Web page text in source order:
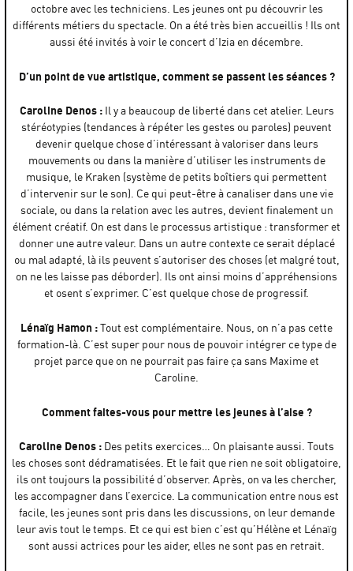
octobre avec les techniciens. Les jeunes ont pu découvrir les
différents métiers du spectacle. On a été très bien accueillis ! Ils ont
aussi été invités à voir le concert d’Izia en décembre.
D’un point de vue artistique, comment se passent les séances ?
Caroline Denos :Il y a beaucoup de liberté dans cet atelier. Leurs
stéréotypies (tendances à répéter les gestes ou paroles) peuvent
devenir quelque chose d’intéressant à valoriser dans leurs
mouvements ou dans la manière d’utiliser les instruments de
musique, le Kraken (système de petits boîtiers qui permettent
d’intervenir sur le son). Ce qui peut-être à canaliser dans une vie
sociale, ou dans la relation avec les autres, devient finalement un
élément créatif. On est dans le processus artistique : transformer et
donner une autre valeur. Dans un autre contexte ce serait déplacé
ou mal adapté, là ils peuvent s’autoriser des choses (et malgré tout,
on ne les laisse pas déborder). Ils ont ainsi moins d’appréhensions
et osent s’exprimer. C’est quelque chose de progressif.
Lénaïg Hamon :Tout est complémentaire. Nous, on n’a pas cette
formation-là. C’est super pour nous de pouvoir intégrer ce type de
projet parce que on ne pourrait pas faire ça sans Maxime et
Caroline.
Comment faites-vous pour mettre les jeunes à l’aise ?
Caroline Denos : Des petits exercices… On plaisante aussi. Touts
les choses sont dédramatisées. Et le fait que rien ne soit obligatoire,
ils ont toujours la possibilité d’observer. Après, on va les chercher,
les accompagner dans l’exercice. La communication entre nous est
facile, les jeunes sont pris dans les discussions, on leur demande
leur avis tout le temps. Et ce qui est bien c’est qu’Hélène et Lénaïg
sont aussi actrices pour les aider, elles ne sont pas en retrait.